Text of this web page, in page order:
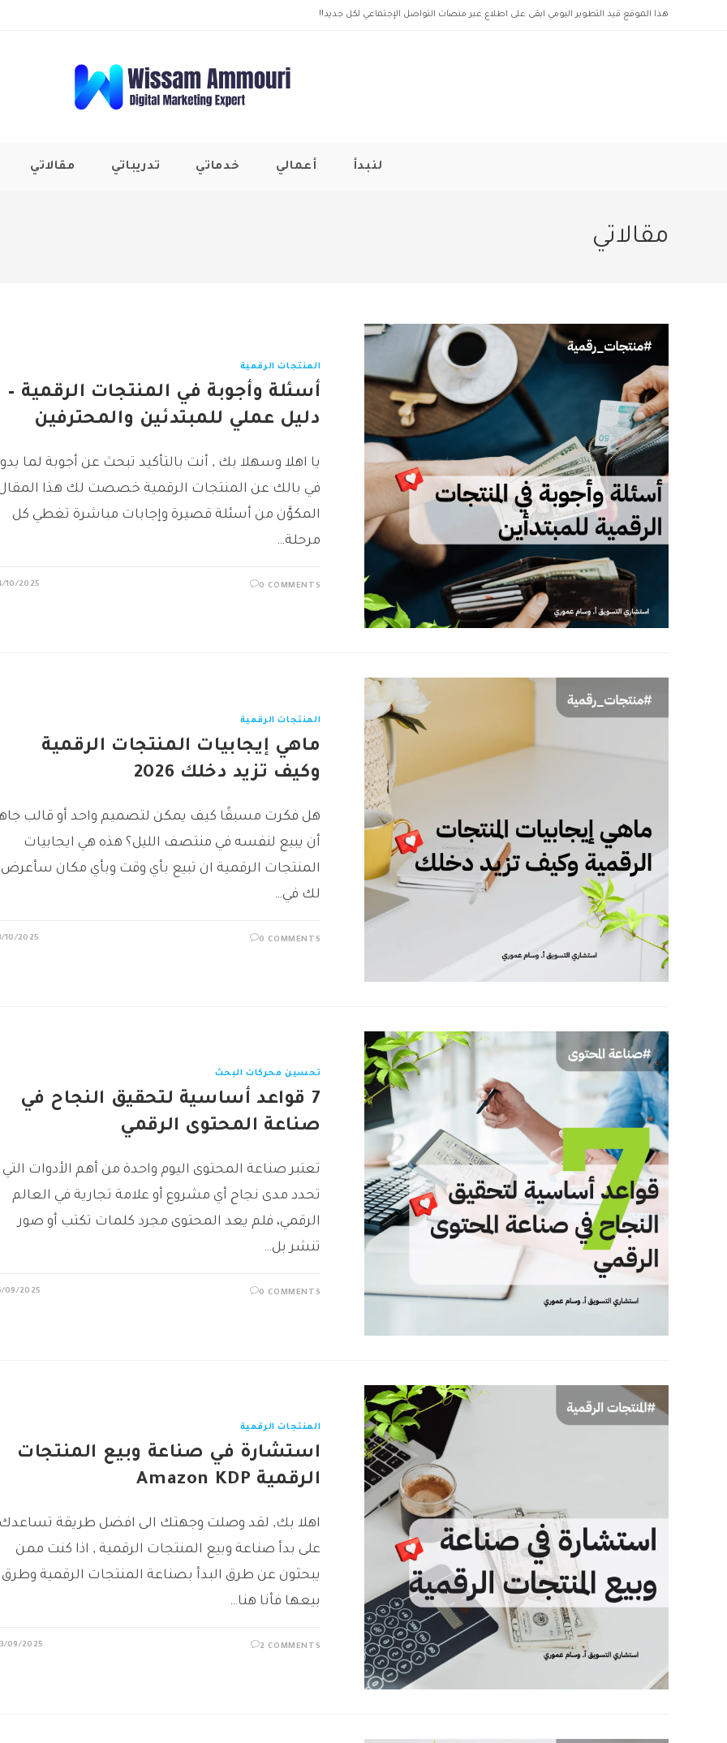
هذا الموقع قيد التطوير اليومي ابقى على اطلاع عبر منصات التواصل الإجتماعي لكل جديد!!
لنبدأ أعمالي خدماتي تدريباتي مقالاتي
مقالاتي
المنتجات الرقمية
أسئلة وأجوبة في المنتجات الرقمية –
دليل عملي للمبتدئين والمحترفين
يا اهلا وسهلا بك , أنت بالتأكيد تبحث عن أجوبة لما
في بالك عن المنتجات الرقمية خصصت لك هذا
المكوَّن من أسئلة قصيرة وإجابات مباشرة تغطي كل
مرحلة…
0 COMMENTS
10/2025
المنتجات الرقمية
ماهي إيجابيات المنتجات الرقمية
وكيف تزيد دخلك 2026
هل فكرت مسبقًا كيف يمكن لتصميم واحد أو قالب
أن يبيع لنفسه في منتصف الليل؟ هذه هي ايجابيات
المنتجات الرقمية ان تبيع بأي وقت وبأي مكان سأعرض
لك في…
0 COMMENTS
10/2025
تحسين محركات البحث
7 قواعد أساسية لتحقيق النجاح في
صناعة المحتوى الرقمي
تعتبر صناعة المحتوى اليوم واحدة من أهم الأدوات التي
تحدد مدى نجاح أي مشروع أو علامة تجارية في العالم
الرقمي، فلم يعد المحتوى مجرد كلمات تكتب أو صور
تنشر بل…
0 COMMENTS
09/2025
المنتجات الرقمية
استشارة في صناعة وبيع المنتجات
الرقمية Amazon KDP
اهلا بك, لقد وصلت وجهتك الى افضل طريقة
على بدأ صناعة وبيع المنتجات الرقمية , اذا كنت ممن
يبحثون عن طرق البدأ بصناعة المنتجات الرقمية وطرق
بيعها فأنا هنا…
2 COMMENTS
09/2025